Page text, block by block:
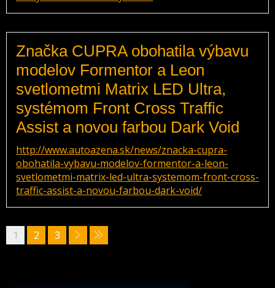
Značka CUPRA obohatila výbavu
modelov Formentor a Leon
svetlometmi Matrix LED Ultra,
systémom Front Cross Traffic
Assist a novou farbou Dark Void
http://www.autoazena.sk/news/znacka-cupra-
obohatila-vybavu-modelov-formentor-a-leon-
svetlometmi-matrix-led-ultra-systemom-front-cross-
traffic-assist-a-novou-farbou-dark-void/
1 2 3